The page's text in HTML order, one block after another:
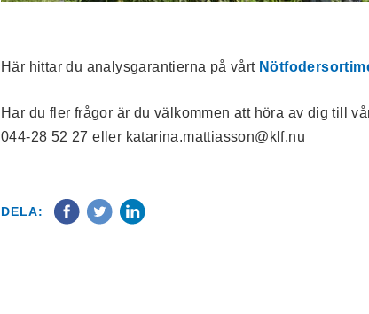
Här hittar du analysgarantierna på vårt
Har du fler frågor är du välkommen att höra av dig till
044-28 52 27 eller katarina.mattiasson@klf.nu
DELA: